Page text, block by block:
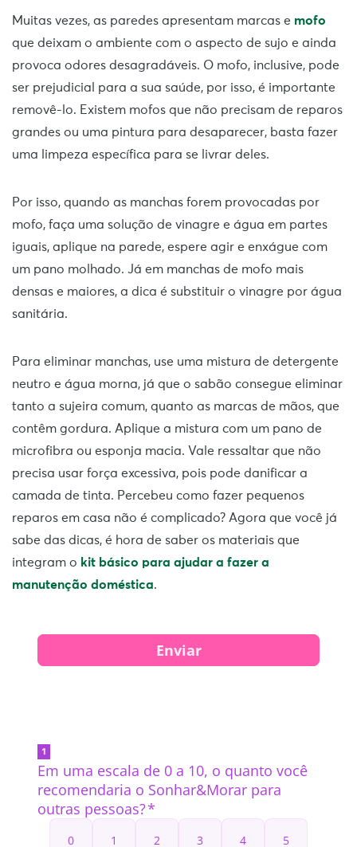
Muitas vezes, as paredes apresentam marcas e mofo
que deixam o ambiente com o aspecto de sujo e ainda
provoca odores desagradáveis. O mofo, inclusive, pode
ser prejudicial para a sua saúde, por isso, é importante
removê-lo. Existem mofos que não precisam de reparos
grandes ou uma pintura para desaparecer, basta fazer
uma limpeza específica para se livrar deles.
Por isso, quando as manchas forem provocadas por
mofo, faça uma solução de vinagre e água em partes
iguais, aplique na parede, espere agir e enxágue com
um pano molhado. Já em manchas de mofo mais
densas e maiores, a dica é substituir o vinagre por água
sanitária.
Para eliminar manchas, use uma mistura de detergente
neutro e água morna, já que o sabão consegue eliminar
tanto a sujeira comum, quanto as marcas de mãos, que
contêm gordura. Aplique a mistura com um pano de
microfibra ou esponja macia. Vale ressaltar que não
precisa usar força excessiva, pois pode danificar a
camada de tinta. Percebeu como fazer pequenos
reparos em casa não é complicado? Agora que você já
sabe das dicas, é hora de saber os materiais que
integram o kit básico para ajudar a fazer a
manutenção doméstica.